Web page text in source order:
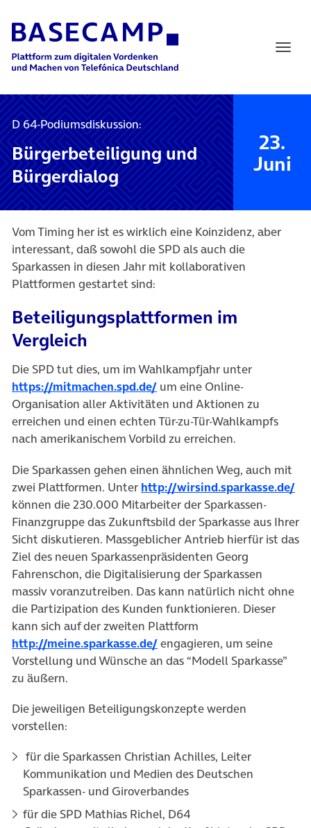
Main Navigation
D 64-Podiumsdiskussion:
Bürgerbeteiligung und
Bürgerdialog
23.
Juni
Vom Timing her ist es wirklich eine Koinzidenz, aber
interessant, daß sowohl die SPD als auch die
Sparkassen in diesen Jahr mit kollaborativen
Plattformen gestartet sind:
Beteiligungsplattformen im
Vergleich
Die SPD tut dies, um im Wahlkampfjahr unter
https://mitmachen.spd.de/(öffnet in neuem Tab)
um eine Online-
Organisation aller Aktivitäten und Aktionen zu
erreichen und einen echten Tür-zu-Tür-Wahlkampfs
nach amerikanischem Vorbild zu erreichen.
Die Sparkassen gehen einen ähnlichen Weg, auch mit
zwei Plattformen. Unter http://wirsind.sparkasse.de/
können die 230.000 Mitarbeiter der Sparkassen-
Finanzgruppe das Zukunftsbild der Sparkasse aus Ihrer
Sicht diskutieren. Massgeblicher Antrieb hierfür ist das
Ziel des neuen Sparkassenpräsidenten Georg
Fahrenschon, die Digitalisierung der Sparkassen
massiv voranzutreiben. Das kann natürlich nicht ohne
die Partizipation des Kunden funktionieren. Dieser
kann sich auf der zweiten Plattform
http://meine.sparkasse.de/(öffnet in neuem Tab)
engagieren, um seine
Vorstellung und Wünsche an das “Modell Sparkasse”
zu äußern.
Die jeweiligen Beteiligungskonzepte werden
vorstellen:
für die Sparkassen Christian Achilles, Leiter
Kommunikation und Medien des Deutschen
Sparkassen- und Giroverbandes
für die SPD Mathias Richel, D64